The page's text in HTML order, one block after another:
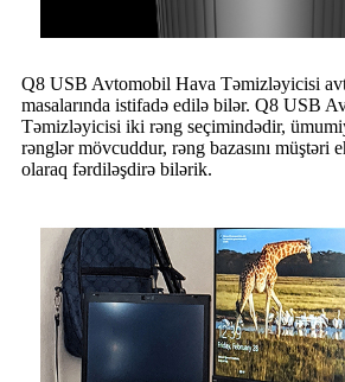
Q8 USB Avtomobil Hava Təmizləyicisi
masalarında istifadə edilə bilər. Q8 USB
Təmizləyicisi iki rəng seçimindədir,
rənglər mövcuddur, rəng bazasını müştəri
olaraq fərdiləşdirə bilərik.